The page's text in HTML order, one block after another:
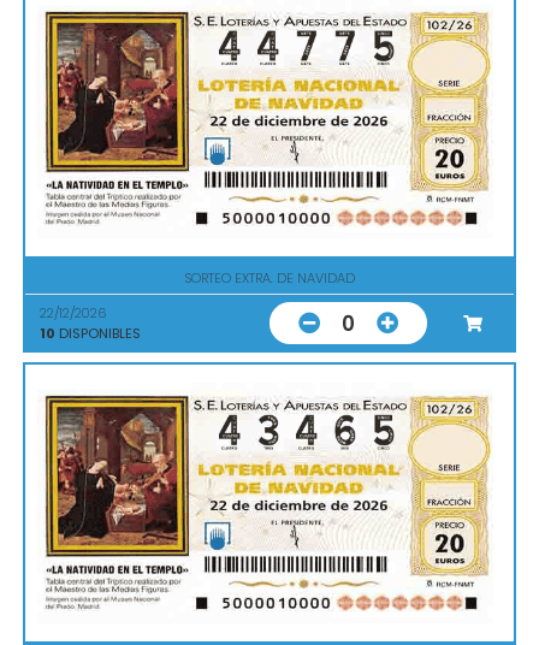
SORTEO EXTRA. DE NAVIDAD
22/12/2026
10 DISPONIBLES 0